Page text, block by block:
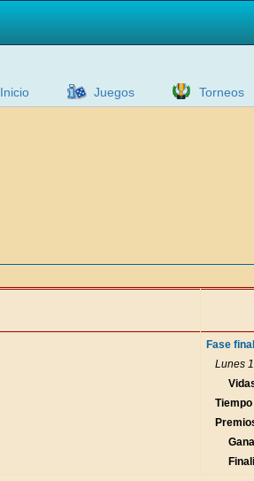
Inicio Juegos Torneos
Fase final
Lunes